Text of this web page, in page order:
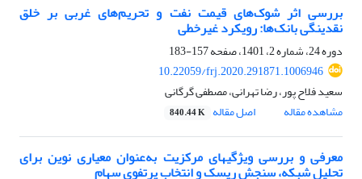
بررسی اثر شوک‌های قیمت نفت و تحریم‌های غربی بر خلق
نقدینگی بانک‌ها: رویکرد غیرخطی
دوره 24، شماره 2، 1401، صفحه
157-183
10.22059/frj.2020.291871.1006946
سعید فلاح پور، رضا تهرانی، مصطفی گرگانی
مشاهده مقاله
اصل مقاله 840.44 K
معرفی و بررسی ویژگی‎های مرکزیت به‌عنوان معیاری نوین برای
تحلیل شبکه، سنجش ریسک و انتخاب پرتفوی سهام